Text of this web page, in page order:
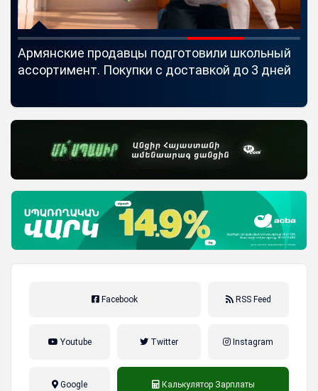
Армянские продавцы подготовили школьный
ассортимент. Покупки с доставкой до 3 дней
Facebook RSS Feed
Youtube Twitter Instagram
Google Калькулятор Зарплаты